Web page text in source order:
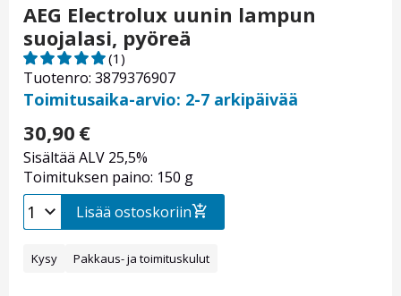
AEG Electrolux uunin lampun
suojalasi, pyöreä
Tuotenro: 3879376907
(1)
Toimitusaika-arvio: 2-7 arkipäivää
30,90 €
Sisältää ALV 25,5%
Toimituksen paino: 150 g
Lisää ostoskoriin
Kysy Pakkaus- ja toimituskulut